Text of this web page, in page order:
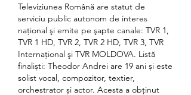
Televiziunea Română are statut de
serviciu public autonom de interes
naţional şi emite pe şapte canale: TVR 1,
TVR 1 HD, TVR 2, TVR 2 HD, TVR 3, TVR
Internaţional şi TVR MOLDOVA. Listă
finaliști: Theodor Andrei are 19 ani și este
solist vocal, compozitor, textier,
orchestrator și actor. Acesta a obținut